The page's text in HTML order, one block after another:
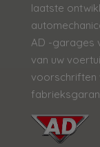
laatste
AD -garages
van uw
voorschriften